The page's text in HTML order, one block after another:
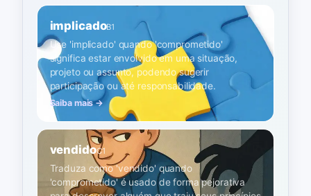
implicadoB1
Use 'implicado' quando 'comprometido'
significa estar envolvido em uma situação,
projeto ou assunto, podendo sugerir
participação ou até responsabilidade.
Saiba mais →
vendidoC1
Traduza como 'vendido' quando
'comprometido' é usado de forma pejorativa